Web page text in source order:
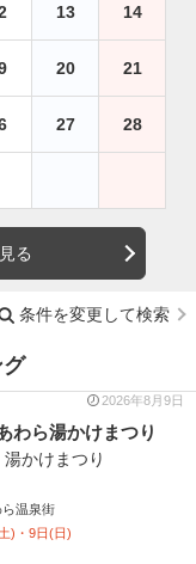
13 14
20 21
27 28
る
条件を変更して検索
2026年8月9日
ら湯かけまつり
かけまつり
温泉街
)・9日(日)